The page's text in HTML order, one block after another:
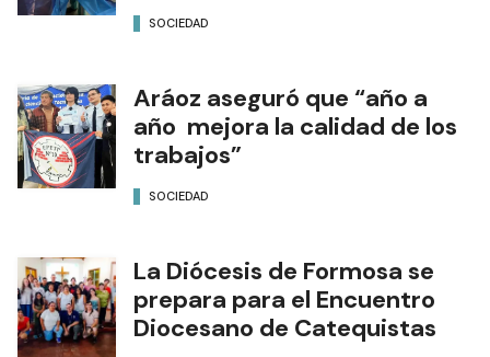
SOCIEDAD
Aráoz aseguró que “año a
año mejora la calidad de los
trabajos”
SOCIEDAD
La Diócesis de Formosa se
prepara para el Encuentro
Diocesano de Catequistas